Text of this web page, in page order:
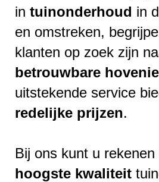
in tuinonderhoud in
en omstreken,
klanten op zoek zijn
betrouwbare
uitstekende service
redelijke prijzen.
Bij ons kunt u rekenen
hoogste kwaliteit